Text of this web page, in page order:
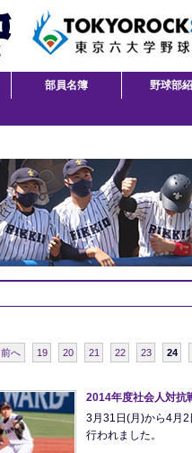
部員名簿 野球部
前へ 19 20 21 22 23 24
2014年度社会人対抗
3月31日(月)から4月
行われました。